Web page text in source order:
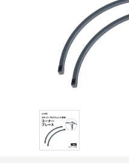
Mailform
Tel.
受付時間 / 9:00-